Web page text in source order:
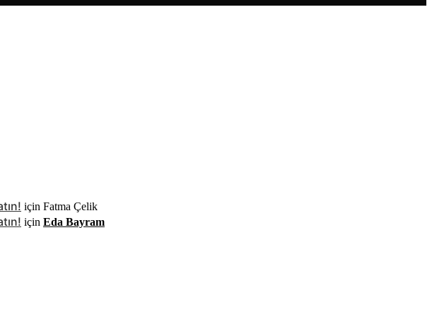
için Fatma Çelik
için Eda Bayram